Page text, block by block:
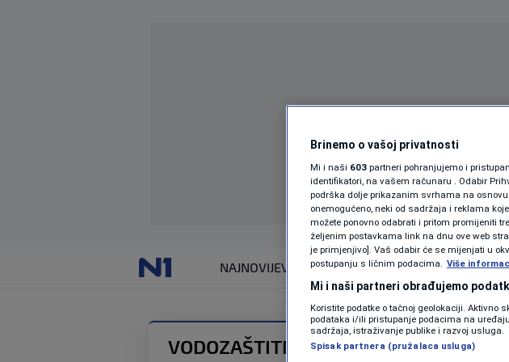
NAJNOVIJEVIJESTI SPORTSVIJET MAGAZIN
VODOZAŠTITNA ZONA
Brinemo o vašoj privatnosti
Mi i naši 603 partneri pohranjujemo i
identifikatori, na vašem računaru . Odabir
podrška dolje prikazanim svrhama na
onemogućeno, neki od sadržaja i reklama
možete ponovno odabrati i pritom promijeniti
željenim postavkama link na dnu ove web
je primjenjivo]. Vaš odabir će se mijenjati u
postupanju s ličnim podacima. Više
Mi i naši partneri obrađujemo
Koristite podatke o tačnoj geolokaciji. Aktivno
podataka i/ili pristupanje podacima na
sadržaja, istraživanje publike i razvoj usluga.
Spisak partnera (pružalaca usluga)